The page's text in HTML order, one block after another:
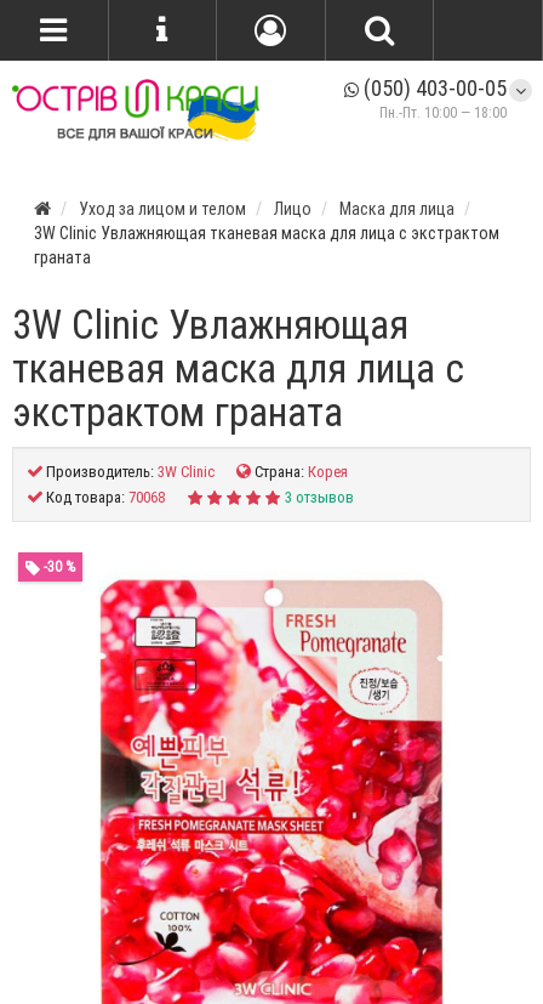
(050) 403-00-05
Пн.-Пт. 10:00 — 18:00
Уход за лицом и телом Лицо
Маска для лица
3W Clinic Увлажняющая тканевая маска для лица с экстрактом
граната
3W Clinic Увлажняющая
тканевая маска для лица с
экстрактом граната
Производитель:3W Clinic Страна:Корея
Код товара:70068 3 отзывов
-30 %